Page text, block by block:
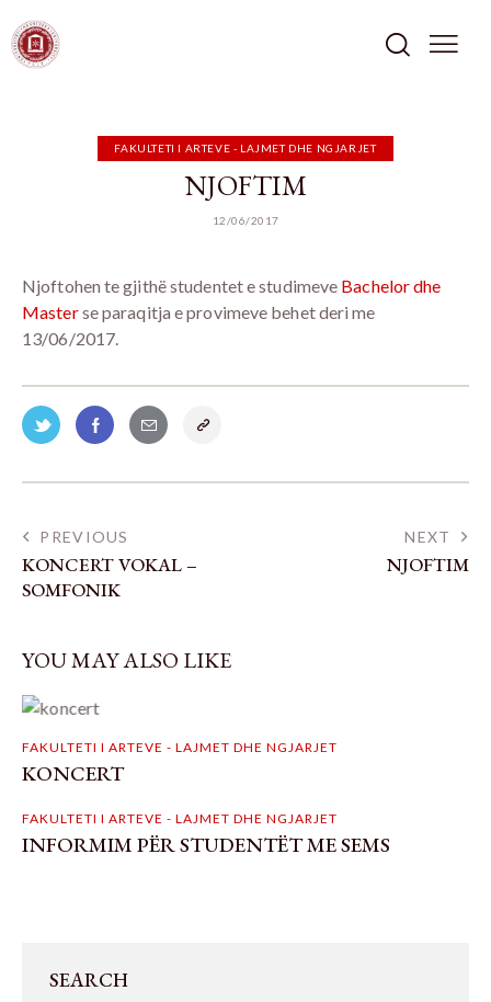
FAKULTETI I ARTEVE - LAJMET DHE NGJARJET
NJOFTIM
12/06/2017
Njoftohen te gjithë studentet e studimeve Bachelor dhe
Masterse paraqitja e provimeve behet deri me
13/06/2017.
PREVIOUS
KONCERT VOKAL –
SOMFONIK
NEXT
NJOFTIM
YOU MAY ALSO LIKE
FAKULTETI I ARTEVE - LAJMET DHE NGJARJET
KONCERT
FAKULTETI I ARTEVE - LAJMET DHE NGJARJET
INFORMIM PËR STUDENTËT ME SEMS
SEARCH